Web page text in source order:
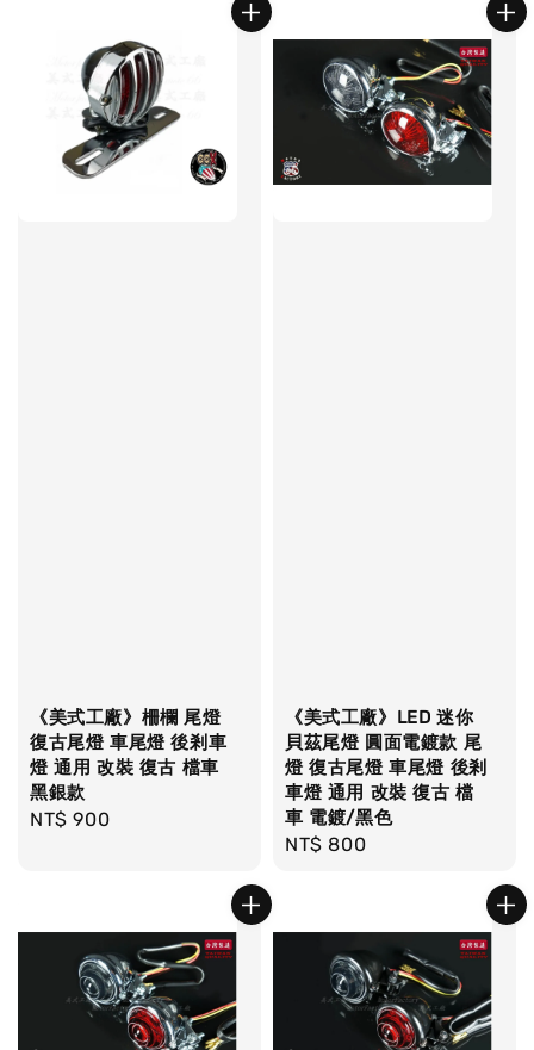
《美式工廠》柵欄 尾燈
復古尾燈 車尾燈 後剎車
燈 通用 改裝 復古 檔車
黑銀款
Regular
NT$ 900
《美式工廠》LED 迷你
貝茲尾燈 圓面電鍍款 尾
燈 復古尾燈 車尾燈 後剎
車燈 通用 改裝 復古 檔
車 電鍍/黑色
Regular
NT$ 800